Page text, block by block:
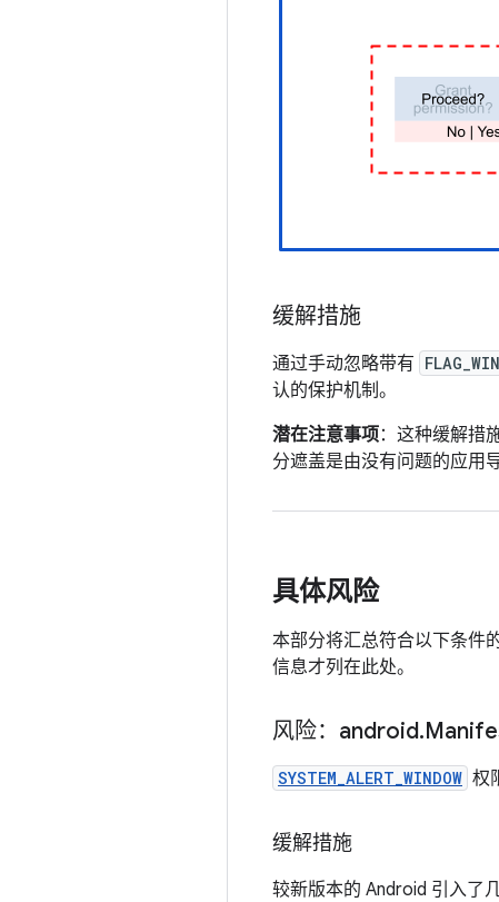
缓解措施
通过手动忽略带有
认的保护机制。
潜在注意事项：这种缓解措
分遮盖是由没有问题的应
具体风险
本部分将汇总符合以下条件
信息才列在此处。
风险：android.
SYSTEM_ALERT_WINDOW 权
缓解措施
较新版本的 Android 引入了